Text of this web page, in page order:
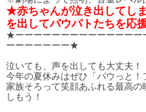
★赤ちゃんが泣き出してし
を出してパウパトたちを応
★ーーーーーーーーーーーーーー
ーーーーーーー★
泣いても、声を出しても大丈夫！
今年の夏休みはぜひ「パウっと
家族そろって笑顔あふれる最高
しもう！